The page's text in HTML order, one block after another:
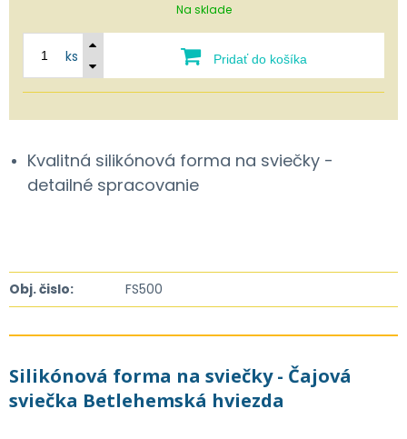
Na sklade
ks Pridať do košíka
Kvalitná silikónová forma na sviečky -
detailné spracovanie
Obj. čislo: FS500
Silikónová forma na sviečky - Čajová
sviečka Betlehemská hviezda